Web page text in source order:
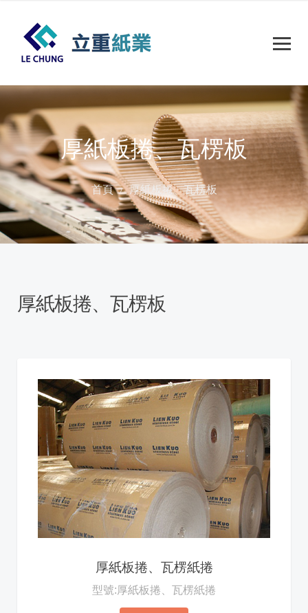
厚紙板捲、瓦楞板
首頁 厚紙板捲、瓦楞板
厚紙板捲、瓦楞板
厚紙板捲、瓦楞紙捲
型號:厚紙板捲、瓦楞紙捲